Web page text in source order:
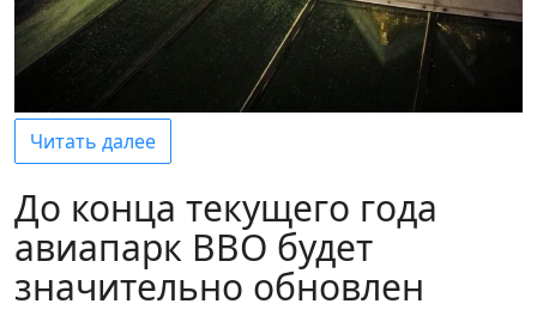
Читать далее
До конца текущего года
авиапарк ВВО будет
значительно обновлен